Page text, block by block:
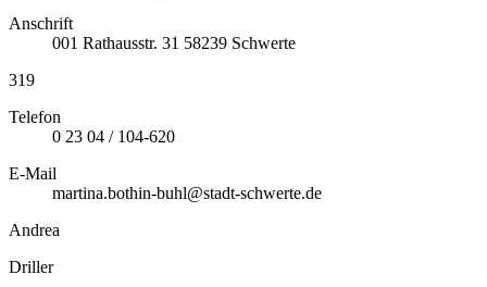
Anschrift
001 Rathausstr. 31 58239 Schwerte
319
Telefon
0 23 04 / 104-620
E-Mail
martina.bothin-buhl@stadt-schwerte.de
Andrea
Driller